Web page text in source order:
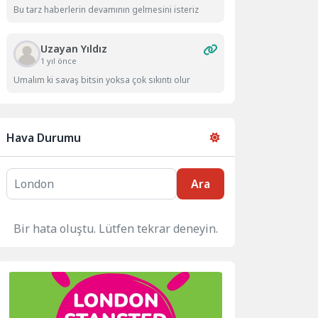
Bu tarz haberlerin devamının gelmesini isteriz
Uzayan Yıldız
1 yıl önce
Umalım ki savaş bitsin yoksa çok sıkıntı olur
Hava Durumu
Ara
Bir hata oluştu. Lütfen tekrar deneyin.